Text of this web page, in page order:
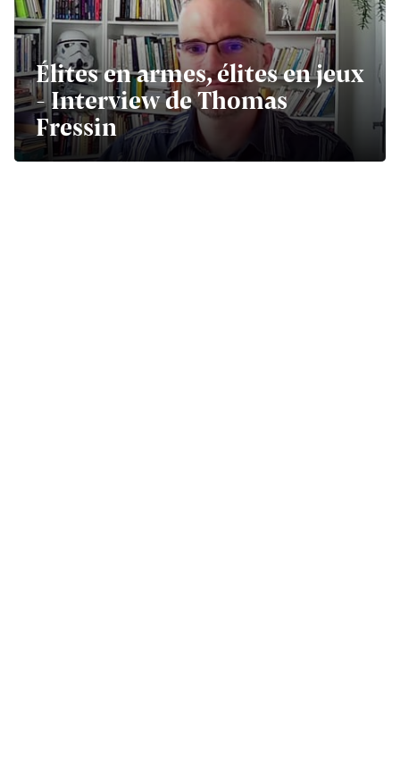
Élites en armes, élites en jeux
- Interview de Thomas
Fressin